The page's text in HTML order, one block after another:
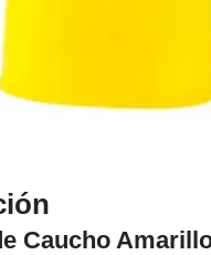
para agrandar
Caucho